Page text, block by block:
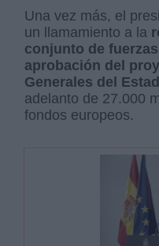
Una vez más, el
un llamamiento a la
conjunto de
aprobación del
Generales del
adelanto de 27.000
fondos europeos.